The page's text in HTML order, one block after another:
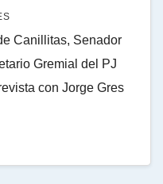
Canillitas, Senador
Gremial del PJ
con Jorge Gres